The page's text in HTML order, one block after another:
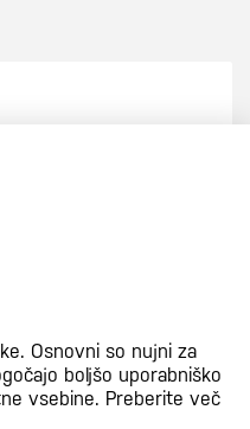
Osnovni so nujni za
boljšo uporabniško
vsebine. Preberite več